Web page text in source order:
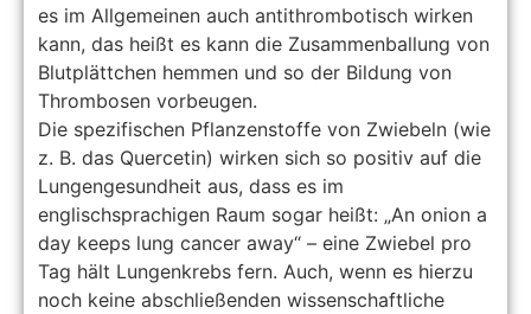
es im Allgemeinen auch antithrombotisch wirken
kann, das heißt es kann die Zusammenballung von
Blutplättchen hemmen und so der Bildung von
Thrombosen vorbeugen.
Die spezifischen Pflanzenstoffe von Zwiebeln (wie
z. B. das Quercetin) wirken sich so positiv auf die
Lungengesundheit aus, dass es im
englischsprachigen Raum sogar heißt: „An onion a
day keeps lung cancer away“ – eine Zwiebel pro
Tag hält Lungenkrebs fern. Auch, wenn es hierzu
noch keine abschließenden wissenschaftliche